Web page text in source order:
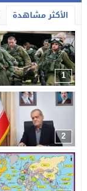
الأكثر مشاهدة
1
2